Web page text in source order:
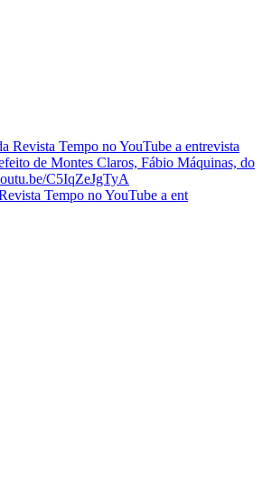
Tempo no YouTube a ent